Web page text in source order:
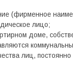
(фирменное
лицо;
доме,
лиц,